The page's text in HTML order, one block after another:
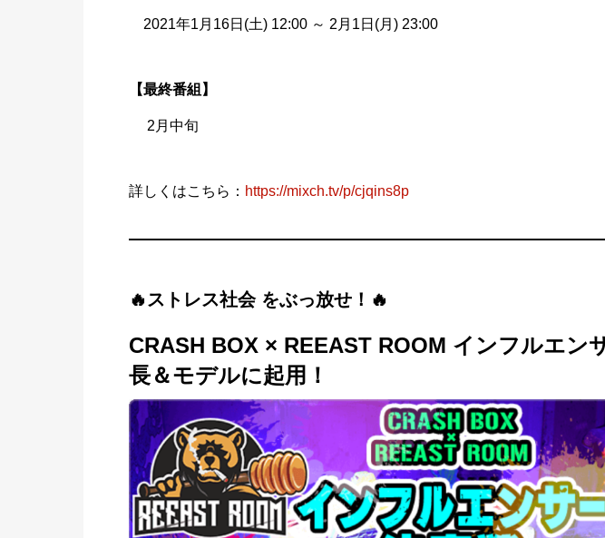
2021年1月16日(土) 12:00 ～ 2月1日(月) 23:00
【最終番組】
2月中旬
詳しくはこちら： https://mixch.tv/p/cjqins8p
🔥ストレス社会 をぶっ放せ！🔥
CRASH BOX × REEAST ROOM インフルエン
長＆モデルに起用！